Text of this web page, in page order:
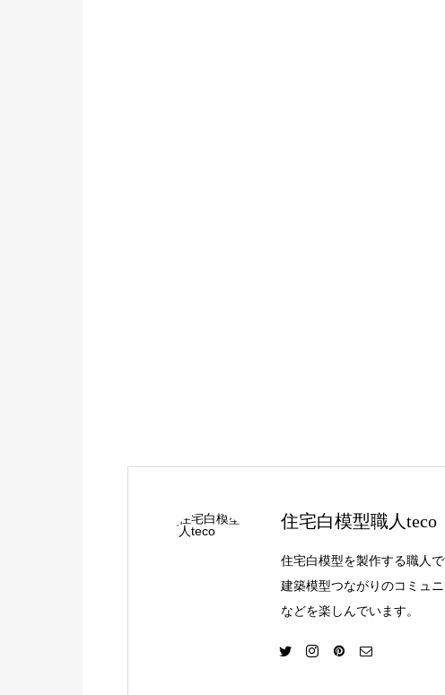
住宅白模型職人teco
住宅白模型を製作する職人で
建築模型つながりのコミュ
などを楽しんでいます。